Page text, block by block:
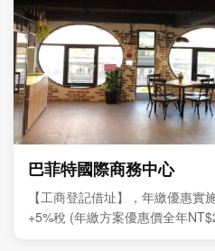
巴菲特國際商務中心
【工商登記借址】，年繳優惠
+5%稅 (年繳方案優惠價全年